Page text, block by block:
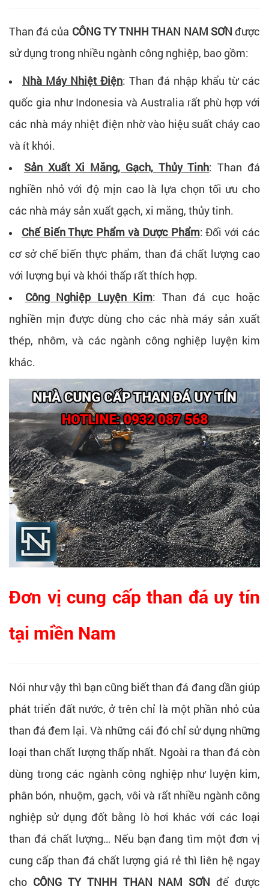
Than đá của CÔNG TY TNHH THAN NAM SƠN được
sử dụng trong nhiều ngành công nghiệp, bao gồm:
Nhà Máy Nhiệt Điện: Than đá nhập khẩu từ các
quốc gia như Indonesia và Australia rất phù hợp với
các nhà máy nhiệt điện nhờ vào hiệu suất cháy cao
và ít khói.
Sản Xuất Xi Măng, Gạch, Thủy Tinh: Than đá
nghiền nhỏ với độ mịn cao là lựa chọn tối ưu cho
các nhà máy sản xuất gạch, xi măng, thủy tinh.
Chế Biến Thực Phẩm và Dược Phẩm: Đối với các
cơ sở chế biến thực phẩm, than đá chất lượng cao
với lượng bụi và khói thấp rất thích hợp.
Công Nghiệp Luyện Kim: Than đá cục hoặc
nghiền mịn được dùng cho các nhà máy sản xuất
thép, nhôm, và các ngành công nghiệp luyện kim
khác.
Đơn vị cung cấp than đá uy tín
tại miền Nam
Nói như vậy thì bạn cũng biết than đá đang dần giúp
phát triển đất nước, ở trên chỉ là một phần nhỏ của
than đá đem lại. Và những cái đó chỉ sử dụng những
loại than chất lượng thấp nhất. Ngoài ra than đá còn
dùng trong các ngành công nghiệp như luyện kim,
phân bón, nhuộm, gạch, vôi và rất nhiều ngành công
nghiệp sử dụng đốt bằng lò hơi khác với các loại
than đá chất lượng… Nếu bạn đang tìm một đơn vị
cung cấp than đá chất lượng giá rẻ thì liên hệ ngay
cho CÔNG TY TNHH THAN NAM SƠN để được